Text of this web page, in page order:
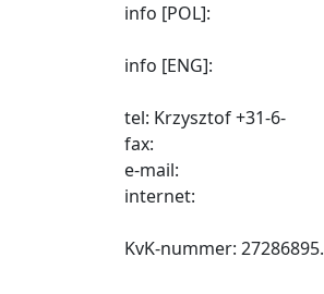
info [POL]:
info [ENG]:
tel: Krzysztof +31-6-
fax:
e-mail:
internet:
KvK-nummer: 27286895.